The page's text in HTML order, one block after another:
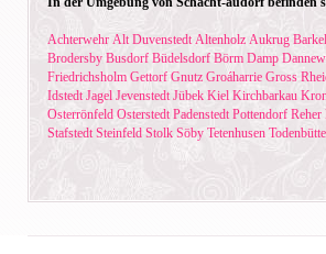
Achterwehr Alt Duvenstedt Altenholz Aukrug
Brodersby Busdorf Büdelsdorf Börm Damp
Friedrichsholm Gettorf Gnutz Groáharrie Gross
Idstedt Jagel Jevenstedt Jübek Kiel Kirchbarkau
Osterrönfeld Osterstedt Padenstedt Pottendorf Reher
Stafstedt Steinfeld Stolk Söby Tetenhusen